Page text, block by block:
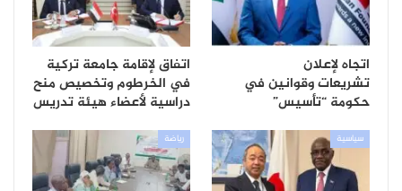
اتجاه لإعلان
تشريعات وقوانين في
حكومة “تأسيس”
اتفاق لإقامة جامعة تركية
في الخرطوم وتخصيص منح
دراسية لأعضاء هيئة تدريس
سياسية رياضة